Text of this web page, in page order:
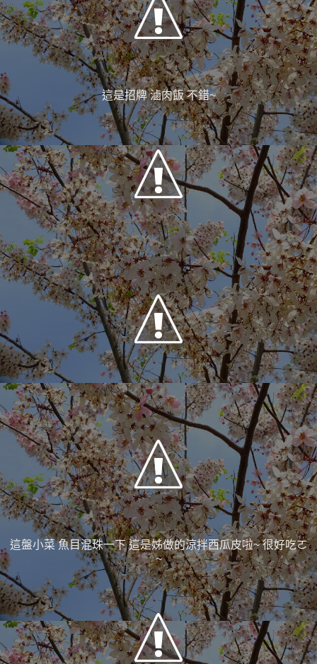
這是招牌 滷肉飯 不錯~
這盤小菜 魚目混珠一下 這是姊做的涼拌西瓜皮啦~ 很好吃ㄛ
~